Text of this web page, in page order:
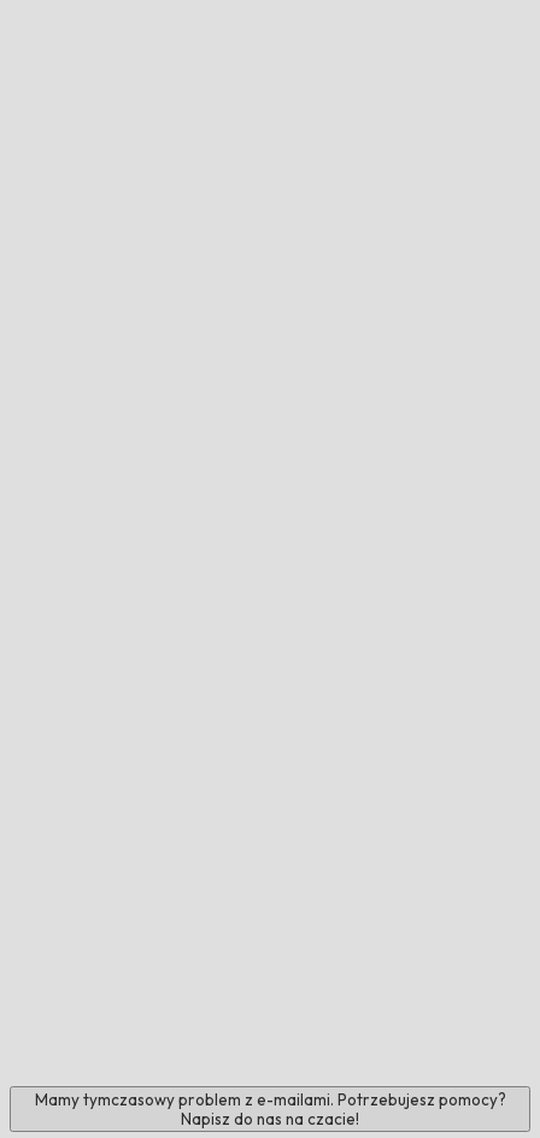
Mamy tymczasowy problem z e-mailami. Potrzebujesz pomocy?
Napisz do nas na czacie!